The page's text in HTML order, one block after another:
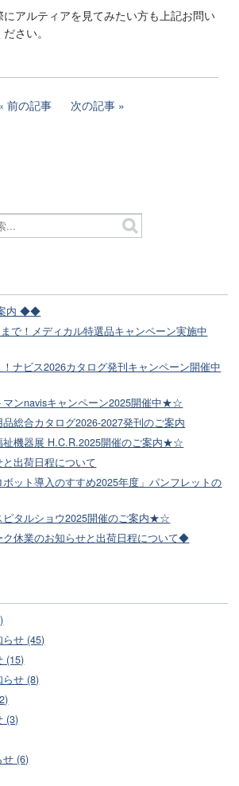
アルティアを見てみたい方も上記お問い
さい。
前の記事 次の記事
内 ◆◆
で！メディカル特選品キャンペーン実施中
ナビス2026カタログ発刊キャンペーン開催中
ンnavisキャンペーン2025開催中★☆
総合カタログ2026-2027発刊のご案内
機器展 H.C.R.2025開催のご案内★☆
出荷日程について
ボット導入のすすめ2025年度」パンフレットの
タルショウ2025開催のご案内★☆
休業のお知らせと出荷日程について◆
せ (45)
(15)
らせ (8)
(3)
せ (6)